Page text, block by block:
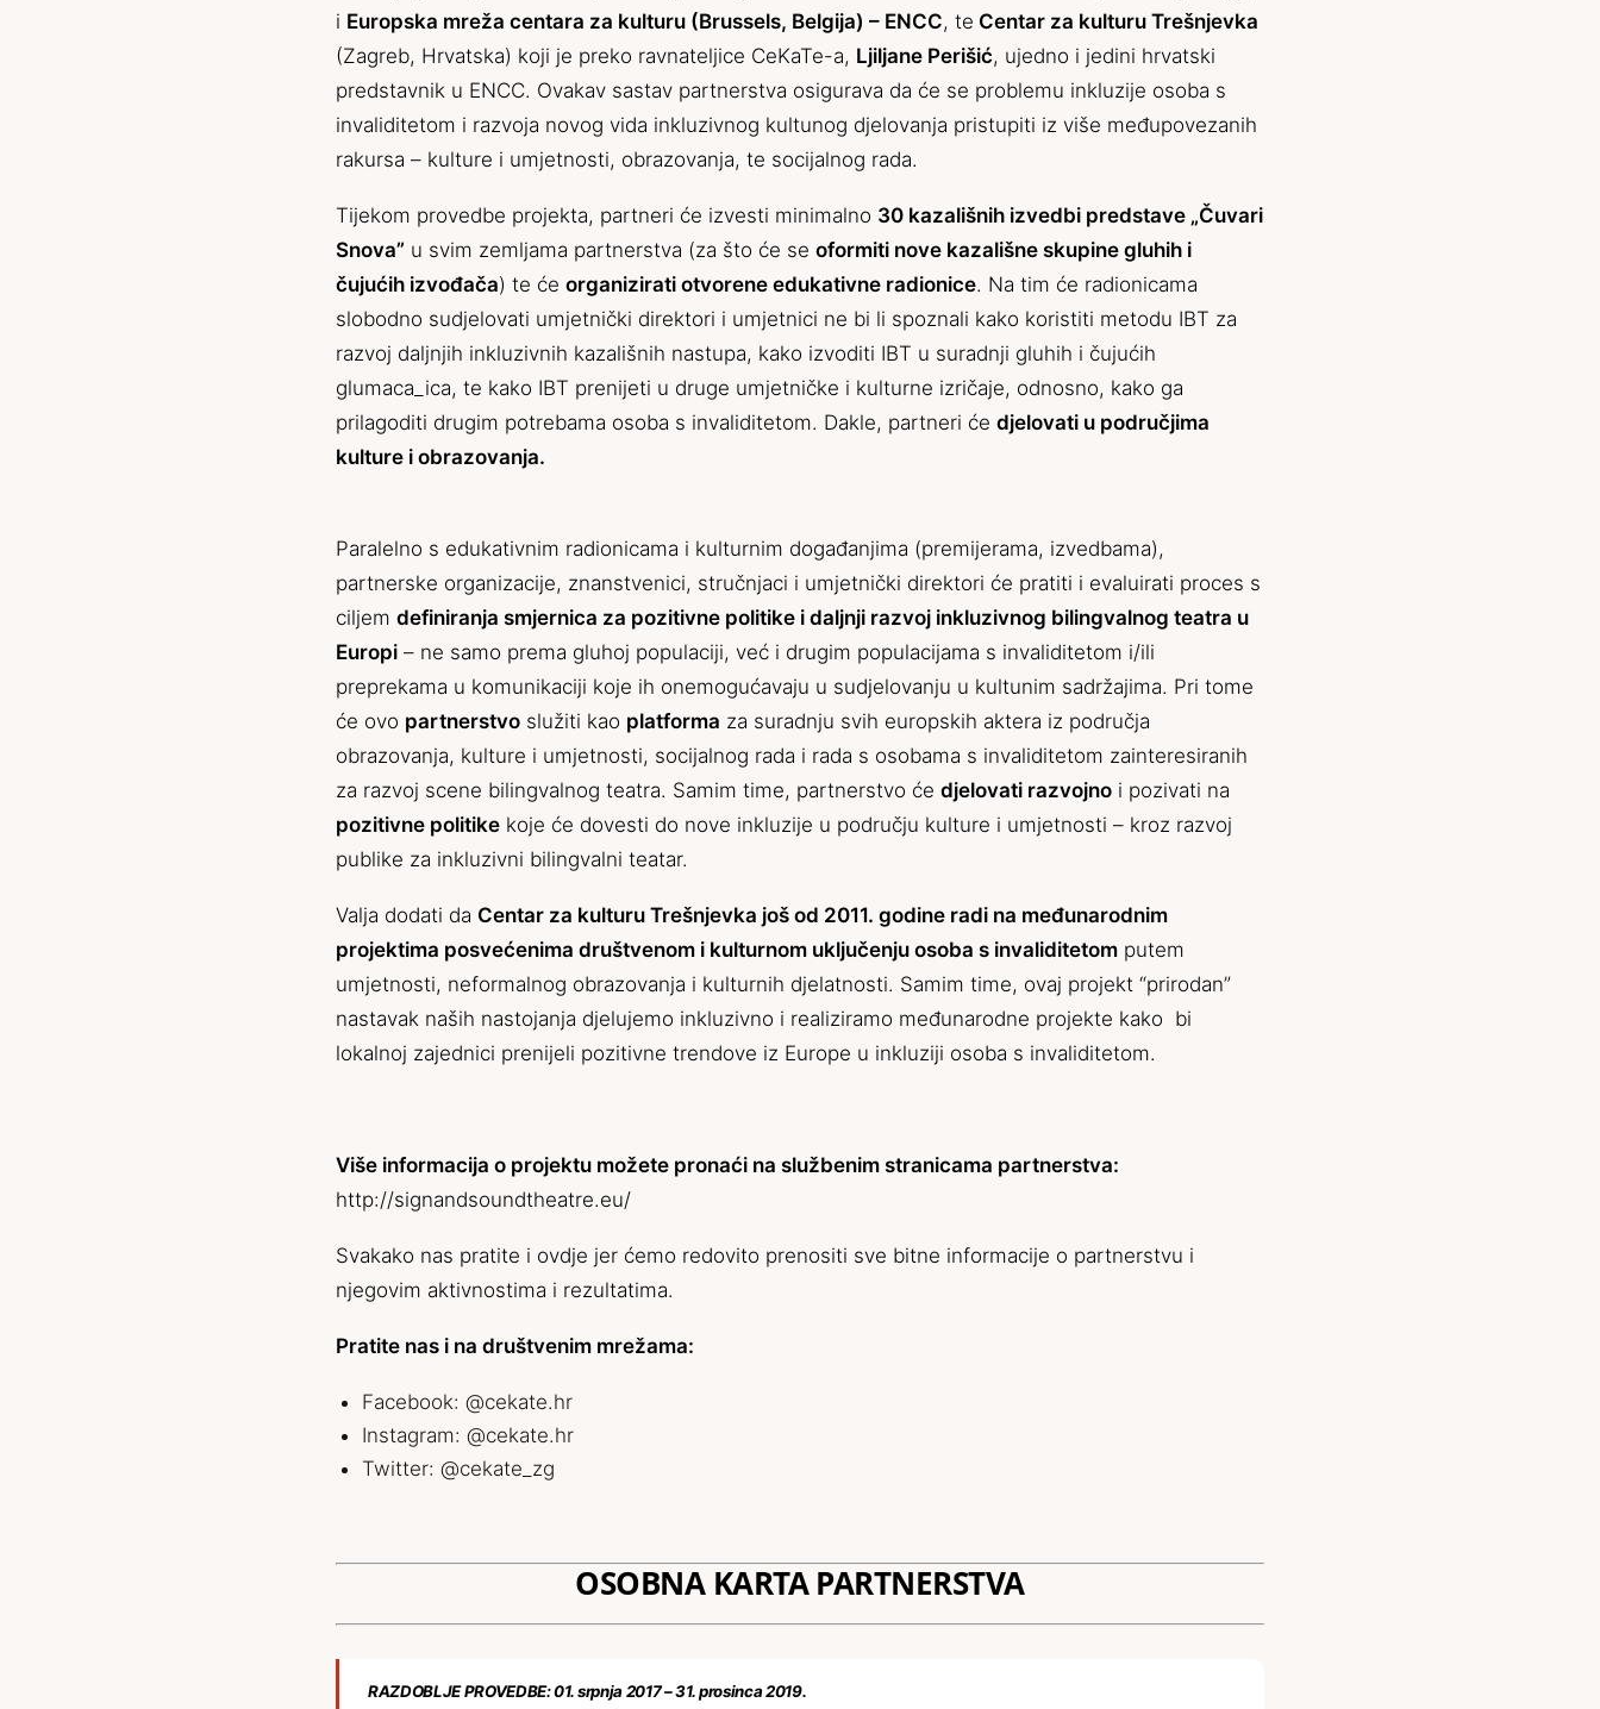
i Europska mreža centara za kulturu (Brussels, Belgija) – ENCC, te Centar za kulturu Trešnjevka
(Zagreb, Hrvatska) koji je preko ravnateljice CeKaTe-a, Ljiljane Perišić, ujedno i jedini hrvatski
predstavnik u ENCC. Ovakav sastav partnerstva osigurava da će se problemu inkluzije osoba s
invaliditetom i razvoja novog vida inkluzivnog kultunog djelovanja pristupiti iz više međupovezanih
rakursa – kulture i umjetnosti, obrazovanja, te socijalnog rada.
Tijekom provedbe projekta, partneri će izvesti minimalno 30 kazališnih izvedbi predstave „Čuvari
Snova” u svim zemljama partnerstva (za što će se oformiti nove kazališne skupine gluhih i
čujućih izvođača) te će organizirati otvorene edukativne radionice. Na tim će radionicama
slobodno sudjelovati umjetnički direktori i umjetnici ne bi li spoznali kako koristiti metodu IBT za
razvoj daljnjih inkluzivnih kazališnih nastupa, kako izvoditi IBT u suradnji gluhih i čujućih
glumaca_ica, te kako IBT prenijeti u druge umjetničke i kulturne izričaje, odnosno, kako ga
prilagoditi drugim potrebama osoba s invaliditetom. Dakle, partneri će djelovati u područjima
kulture i obrazovanja.
Paralelno s edukativnim radionicama i kulturnim događanjima (premijerama, izvedbama),
partnerske organizacije, znanstvenici, stručnjaci i umjetnički direktori će pratiti i evaluirati proces s
ciljem definiranja smjernica za pozitivne politike i daljnji razvoj inkluzivnog bilingvalnog teatra u
Europi – ne samo prema gluhoj populaciji, već i drugim populacijama s invaliditetom i/ili
preprekama u komunikaciji koje ih onemogućavaju u sudjelovanju u kultunim sadržajima. Pri tome
će ovo partnerstvo služiti kao platforma za suradnju svih europskih aktera iz područja
obrazovanja, kulture i umjetnosti, socijalnog rada i rada s osobama s invaliditetom zainteresiranih
za razvoj scene bilingvalnog teatra. Samim time, partnerstvo će djelovati razvojno i pozivati na
pozitivne politike koje će dovesti do nove inkluzije u području kulture i umjetnosti – kroz razvoj
publike za inkluzivni bilingvalni teatar.
Valja dodati da Centar za kulturu Trešnjevka još od 2011. godine radi na međunarodnim
projektima posvećenima društvenom i kulturnom uključenju osoba s invaliditetom putem
umjetnosti, neformalnog obrazovanja i kulturnih djelatnosti. Samim time, ovaj projekt “prirodan”
nastavak naših nastojanja djelujemo inkluzivno i realiziramo međunarodne projekte kako bi
lokalnoj zajednici prenijeli pozitivne trendove iz Europe u inkluziji osoba s invaliditetom.
Više informacija o projektu možete pronaći na službenim stranicama partnerstva:
http://signandsoundtheatre.eu/
Svakako nas pratite i ovdje jer ćemo redovito prenositi sve bitne informacije o partnerstvu i
njegovim aktivnostima i rezultatima.
Pratite nas i na društvenim mrežama:
Facebook: @cekate.hr
Instagram: @cekate.hr
Twitter: @cekate_zg
OSOBNA KARTA PARTNERSTVA
RAZDOBLJE PROVEDBE: 01. srpnja 2017 – 31. prosinca 2019.